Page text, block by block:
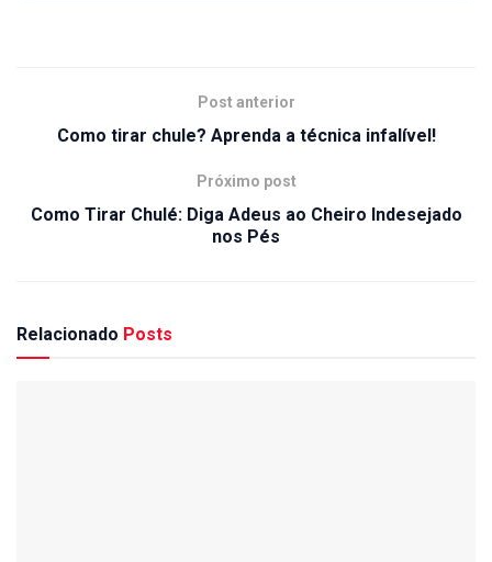
Post anterior
Como tirar chule? Aprenda a técnica infalível!
Próximo post
Como Tirar Chulé: Diga Adeus ao Cheiro Indesejado
nos Pés
Relacionado Posts